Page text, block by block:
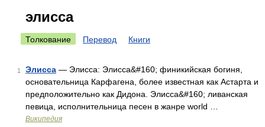
элисса
Толкование Перевод Книги
1 Элисса — Элисса: Элисса&#160; финикийская богиня,
основательница Карфагена, более известная как Астарта и
предположительно как Дидона. Элисса&#160; ливанская
певица, исполнительница песен в жанре world …
Википедия